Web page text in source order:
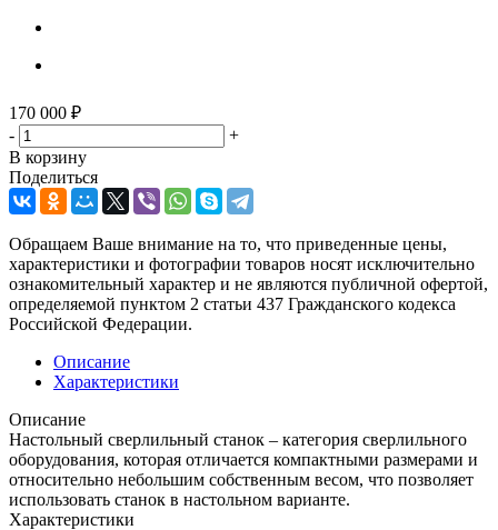
170 000 ₽
-
+
В корзину
Поделиться
Обращаем Ваше внимание на то, что приведенные цены,
характеристики и фотографии товаров носят исключительно
ознакомительный характер и не являются публичной офертой,
определяемой пунктом 2 статьи 437 Гражданского кодекса
Российской Федерации.
Описание
Характеристики
Описание
Настольный сверлильный станок – категория сверлильного
оборудования, которая отличается компактными размерами и
относительно небольшим собственным весом, что позволяет
использовать станок в настольном варианте.
Характеристики